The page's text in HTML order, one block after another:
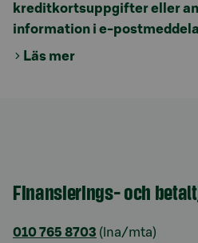
kreditkortsuppgifter eller
information i e-
Läs mer
Finansierings- och
010 765 8703 (lna/mta)